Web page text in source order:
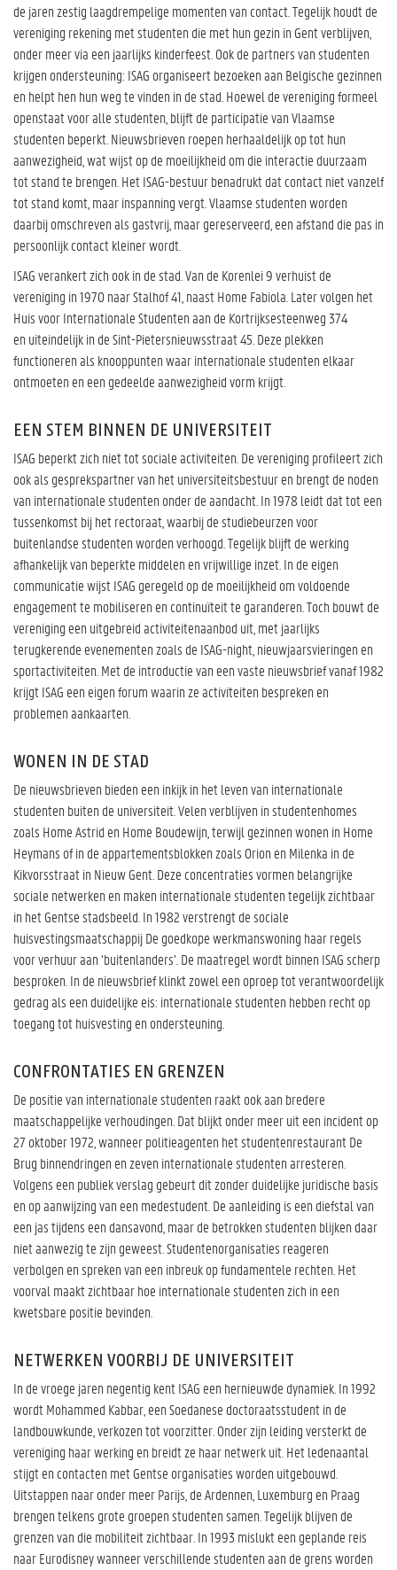
de jaren zestig laagdrempelige momenten van contact. Tegelijk houdt de
vereniging rekening met studenten die met hun gezin in Gent verblijven,
onder meer via een jaarlijks kinderfeest. Ook de partners van studenten
krijgen ondersteuning: ISAG organiseert bezoeken aan Belgische gezinnen
en helpt hen hun weg te vinden in de stad. Hoewel de vereniging formeel
openstaat voor alle studenten, blijft de participatie van Vlaamse
studenten beperkt. Nieuwsbrieven roepen herhaaldelijk op tot hun
aanwezigheid, wat wijst op de moeilijkheid om die interactie duurzaam
tot stand te brengen. Het ISAG-bestuur benadrukt dat contact niet vanzelf
tot stand komt, maar inspanning vergt. Vlaamse studenten worden
daarbij omschreven als gastvrij, maar gereserveerd, een afstand die pas in
persoonlijk contact kleiner wordt.
ISAG verankert zich ook in de stad. Van de Korenlei 9 verhuist de
vereniging in 1970 naar Stalhof 41, naast Home Fabiola. Later volgen het
Huis voor Internationale Studenten aan de Kortrijksesteenweg 374
en uiteindelijk in de Sint-Pietersnieuwsstraat 45. Deze plekken
functioneren als knooppunten waar internationale studenten elkaar
ontmoeten en een gedeelde aanwezigheid vorm krijgt.
EEN STEM BINNEN DE UNIVERSITEIT
ISAG beperkt zich niet tot sociale activiteiten. De vereniging profileert zich
ook als gesprekspartner van het universiteitsbestuur en brengt de noden
van internationale studenten onder de aandacht. In 1978 leidt dat tot een
tussenkomst bij het rectoraat, waarbij de studiebeurzen voor
buitenlandse studenten worden verhoogd. Tegelijk blijft de werking
afhankelijk van beperkte middelen en vrijwillige inzet. In de eigen
communicatie wijst ISAG geregeld op de moeilijkheid om voldoende
engagement te mobiliseren en continuïteit te garanderen. Toch bouwt de
vereniging een uitgebreid activiteitenaanbod uit, met jaarlijks
terugkerende evenementen zoals de ISAG-night, nieuwjaarsvieringen en
sportactiviteiten. Met de introductie van een vaste nieuwsbrief vanaf 1982
krijgt ISAG een eigen forum waarin ze activiteiten bespreken en
problemen aankaarten.
WONEN IN DE STAD
De nieuwsbrieven bieden een inkijk in het leven van internationale
studenten buiten de universiteit. Velen verblijven in studentenhomes
zoals Home Astrid en Home Boudewijn, terwijl gezinnen wonen in Home
Heymans of in de appartementsblokken zoals Orion en Milenka in de
Kikvorsstraat in Nieuw Gent. Deze concentraties vormen belangrijke
sociale netwerken en maken internationale studenten tegelijk zichtbaar
in het Gentse stadsbeeld. In 1982 verstrengt de sociale
huisvestingsmaatschappij De goedkope werkmanswoning haar regels
voor verhuur aan ‘buitenlanders’. De maatregel wordt binnen ISAG scherp
besproken. In de nieuwsbrief klinkt zowel een oproep tot verantwoordelijk
gedrag als een duidelijke eis: internationale studenten hebben recht op
toegang tot huisvesting en ondersteuning.
CONFRONTATIES EN GRENZEN
De positie van internationale studenten raakt ook aan bredere
maatschappelijke verhoudingen. Dat blijkt onder meer uit een incident op
27 oktober 1972, wanneer politieagenten het studentenrestaurant De
Brug binnendringen en zeven internationale studenten arresteren.
Volgens een publiek verslag gebeurt dit zonder duidelijke juridische basis
en op aanwijzing van een medestudent. De aanleiding is een diefstal van
een jas tijdens een dansavond, maar de betrokken studenten blijken daar
niet aanwezig te zijn geweest. Studentenorganisaties reageren
verbolgen en spreken van een inbreuk op fundamentele rechten. Het
voorval maakt zichtbaar hoe internationale studenten zich in een
kwetsbare positie bevinden.
NETWERKEN VOORBIJ DE UNIVERSITEIT
In de vroege jaren negentig kent ISAG een hernieuwde dynamiek. In 1992
wordt Mohammed Kabbar, een Soedanese doctoraatsstudent in de
landbouwkunde, verkozen tot voorzitter. Onder zijn leiding versterkt de
vereniging haar werking en breidt ze haar netwerk uit. Het ledenaantal
stijgt en contacten met Gentse organisaties worden uitgebouwd.
Uitstappen naar onder meer Parijs, de Ardennen, Luxemburg en Praag
brengen telkens grote groepen studenten samen. Tegelijk blijven de
grenzen van die mobiliteit zichtbaar. In 1993 mislukt een geplande reis
naar Eurodisney wanneer verschillende studenten aan de grens worden